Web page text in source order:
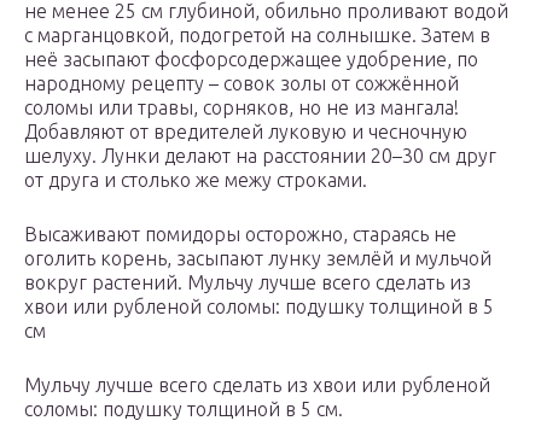
не менее 25 см глубиной, обильно проливают водой
с марганцовкой, подогретой на солнышке. Затем в
неё засыпают фосфорсодержащее удобрение, по
народному рецепту – совок золы от сожжённой
соломы или травы, сорняков, но не из мангала!
Добавляют от вредителей луковую и чесночную
шелуху. Лунки делают на расстоянии 20–30 см друг
от друга и столько же межу строками.
Высаживают помидоры осторожно, стараясь не
оголить корень, засыпают лунку землёй и мульчой
вокруг растений. Мульчу лучше всего сделать из
хвои или рубленой соломы: подушку толщиной в 5
см
Мульчу лучше всего сделать из хвои или рубленой
соломы: подушку толщиной в 5 см.